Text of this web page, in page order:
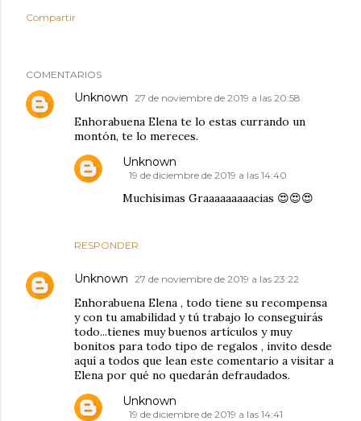
Compartir
COMENTARIOS
Unknown 27 de noviembre de 2019 a las 20:58
Enhorabuena Elena te lo estas currando un
montón, te lo mereces.
RESPONDER
Unknown
19 de diciembre de 2019 a las 14:40
Muchísimas Graaaaaaaaacias 😍😍😍
Unknown 27 de noviembre de 2019 a las 23:22
Enhorabuena Elena , todo tiene su recompensa
y con tu amabilidad y tú trabajo lo conseguirás
todo...tienes muy buenos artículos y muy
bonitos para todo tipo de regalos , invito desde
aquí a todos que lean este comentario a visitar a
Elena por qué no quedarán defraudados.
Unknown
19 de diciembre de 2019 a las 14:41